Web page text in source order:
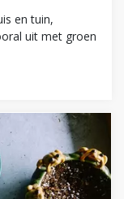
en tuin,
uit met groen